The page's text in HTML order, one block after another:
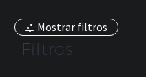
Mostrar filtros
Filtros